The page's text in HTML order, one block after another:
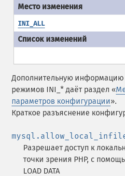
INI_ALL
Дополнительную информацию
режимов INI_* даёт раздел «
параметров конфигурации».
Краткое разъяснение
Разрешает доступ к
точки зрения PHP, с
LOAD DATA